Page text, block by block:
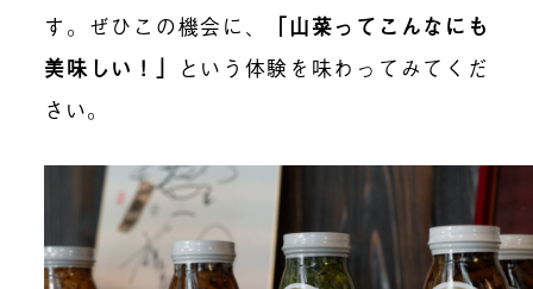
す。ぜひこの機会に、
「山菜ってこんなにも
美味しい！」 という体験を味わってみてくだ
さい。